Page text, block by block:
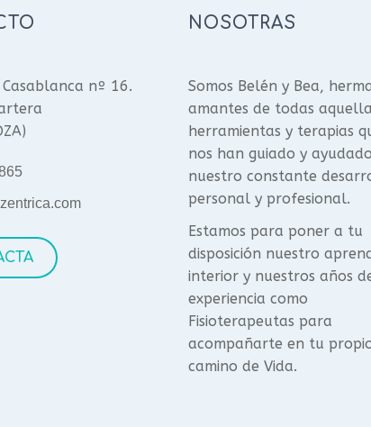
nº 16.
NOSOTRAS
Somos Belén y Bea,
amantes de todas
herramientas y terapias
nos han guiado y
nuestro constante
personal y profesional.
Estamos para poner a tu
disposición nuestro
interior y nuestros años
experiencia como
Fisioterapeutas para
acompañarte en tu
camino de Vida.